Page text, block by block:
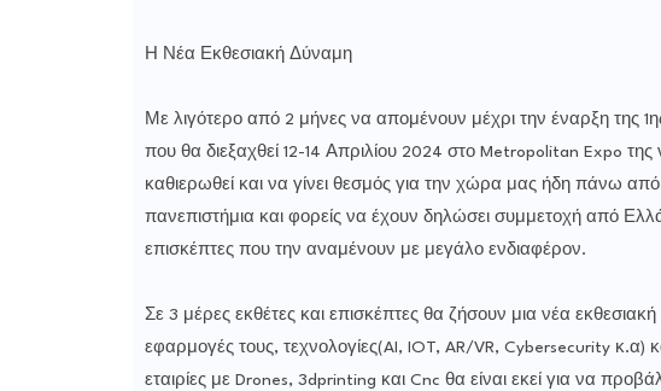
Η Νέα Εκθεσιακή Δύναμη
Με λιγότερο από 2 μήνες να απομένουν μέχρι την έναρξη της
που θα διεξαχθεί 12-14 Απριλίου 2024 στο Metropolitan Expo
καθιερωθεί και να γίνει θεσμός για την χώρα μας ήδη πάνω από
πανεπιστήμια και φορείς να έχουν δηλώσει συμμετοχή από
επισκέπτες που την αναμένουν με μεγάλο ενδιαφέρον.
Σε 3 μέρες εκθέτες και επισκέπτες θα ζήσουν μια νέα
εφαρμογές τους, τεχνολογίες(AI, IOT, AR/VR, Cybersecurity κ.α)
εταιρίες με Drones, 3dprinting και Cnc θα είναι εκεί για να